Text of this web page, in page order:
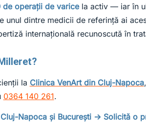
de operații de varicela activ — iar în
unul dintre medicii de referință ai
internațională recunoscută în
la Clinica VenArt din Cluj-Napoca
0364 140 261.
Napoca și București → Solicită o